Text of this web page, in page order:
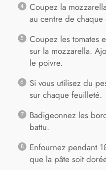
Coupez la
au centre de chaque
Coupez les tomates
sur la mozzarella.
le poivre.
Si vous utilisez du
sur chaque feuilleté.
Badigeonnez les
battu.
Enfournez pendant
que la pâte soit